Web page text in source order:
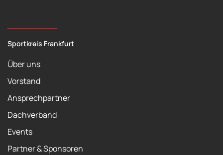
Sportkreis Frankfurt
Über uns
Vorstand
Ansprechpartner
Dachverband
Events
Partner & Sponsoren